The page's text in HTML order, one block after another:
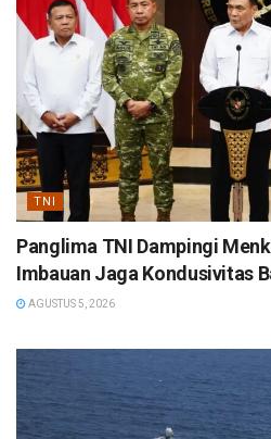
TNI
Panglima TNI Dampingi
Imbauan Jaga Kondusivitas
AGUSTUS 5, 2026